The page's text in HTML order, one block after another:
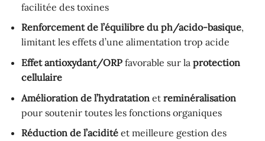
facilitée des toxines
Renforcement de l’équilibre du ph/acido-basique,
limitant les effets d’une alimentation trop acide
Effet antioxydant/ORPfavorable sur la protection
cellulaire
Amélioration de l’hydratationet reminéralisation
pour soutenir toutes les fonctions organiques
Réduction de l’aciditéet meilleure gestion des